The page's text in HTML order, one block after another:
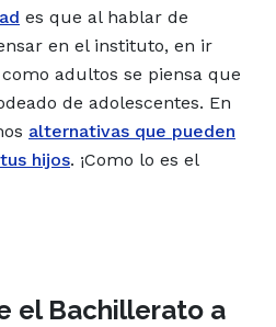
es que al hablar de
en el instituto, en ir
adultos se piensa que
de adolescentes. En
alternativas que pueden
hijos. ¡Como lo es el
el Bachillerato a